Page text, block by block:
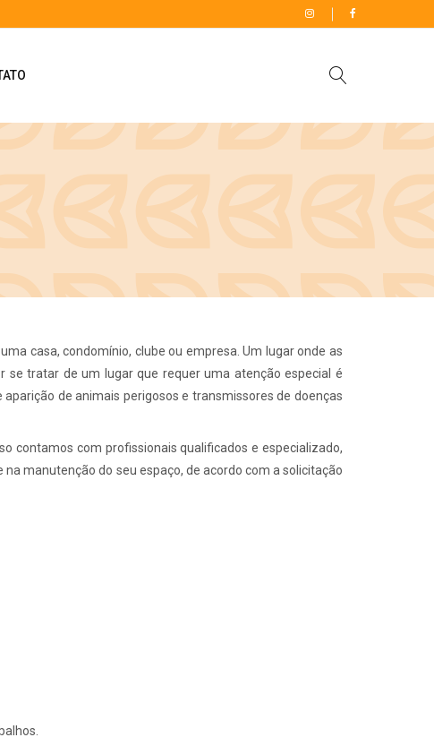
casa, condomínio, clube ou empresa. Um lugar onde as
se tratar de um lugar que requer uma atenção especial é
de animais perigosos e transmissores de doenças
contamos com profissionais qualificados e especializado,
manutenção do seu espaço, de acordo com a solicitação